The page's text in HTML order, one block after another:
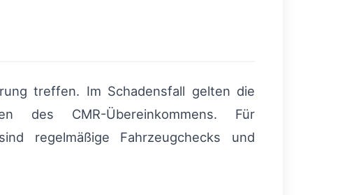
treffen. Im Schadensfall gelten die
des CMR-Übereinkommens. Für
regelmäßige Fahrzeugchecks und